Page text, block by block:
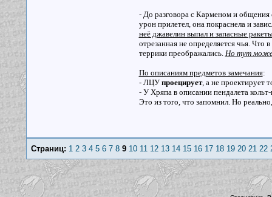
- До разговора с Карменом и общения
урон прилетел, она покраснела и
неё джавелин выпал и запасные
отрезанная не определяется чья. Что
террики преображались. Но тут
По описаниям предметов замечания:
- ЛЦУ проецирует, а не проектирует
- У Хряпа в описании пендалета
Это из того, что запомнил. Но
Страниц: 1 2 3 4 5 6 7 8 9 10 11 12 13 14 15 16 17 18 19 20 21 22